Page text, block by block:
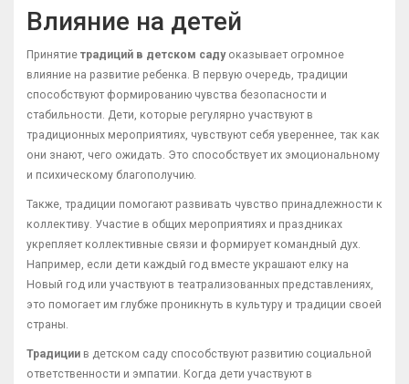
Влияние на детей
Принятие традиций в детском садуоказывает огромное
влияние на развитие ребенка. В первую очередь, традиции
способствуют формированию чувства безопасности и
стабильности. Дети, которые регулярно участвуют в
традиционных мероприятиях, чувствуют себя увереннее, так как
они знают, чего ожидать. Это способствует их эмоциональному
и психическому благополучию.
Также, традиции помогают развивать чувство принадлежности к
коллективу. Участие в общих мероприятиях и праздниках
укрепляет коллективные связи и формирует командный дух.
Например, если дети каждый год вместе украшают елку на
Новый год или участвуют в театрализованных представлениях,
это помогает им глубже проникнуть в культуру и традиции своей
страны.
Традиции в детском саду способствуют развитию социальной
ответственности и эмпатии. Когда дети участвуют в